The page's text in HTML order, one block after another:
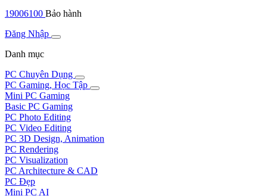
19006100 Bảo hành
Đăng Nhập
Danh mục
PC Chuyên Dụng
PC Gaming, Học Tập
Mini PC Gaming
Basic PC Gaming
PC Photo Editing
PC Video Editing
PC 3D Design, Animation
PC Rendering
PC Visualization
PC Architecture & CAD
PC Đẹp
Mini PC AI